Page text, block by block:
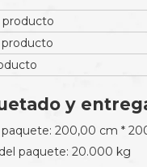
producto
producto
y
paquete: 200,00 cm *
paquete: 20.000 kg